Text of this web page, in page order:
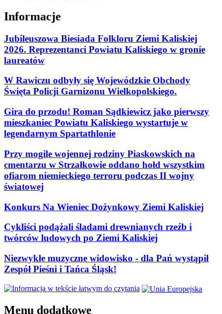
Informacje
Jubileuszowa Biesiada Folkloru Ziemi Kaliskiej
2026. Reprezentanci Powiatu Kaliskiego w gronie
laureatów
W Rawiczu odbyły się Wojewódzkie Obchody
Święta Policji Garnizonu Wielkopolskiego.
Gira do przodu! Roman Sądkiewicz jako pierwszy
mieszkaniec Powiatu Kaliskiego wystartuje w
legendarnym Spartathlonie
Przy mogile wojennej rodziny Piaskowskich na
cmentarzu w Strzałkowie oddano hołd wszystkim
ofiarom niemieckiego terroru podczas II wojny
światowej
Konkurs Na Wieniec Dożynkowy Ziemi Kaliskiej
Cykliści podążali śladami drewnianych rzeźb i
twórców ludowych po Ziemi Kaliskiej
Niezwykłe muzyczne widowisko - dla Pań wystąpił
Zespół Pieśni i Tańca Śląsk!
Menu dodatkowe